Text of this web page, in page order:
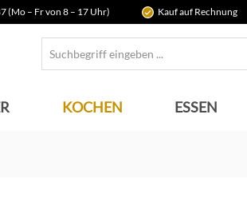
(Mo – Fr von 8 – 17 Uhr) Kauf auf Rechnung
KOCHEN ESSEN